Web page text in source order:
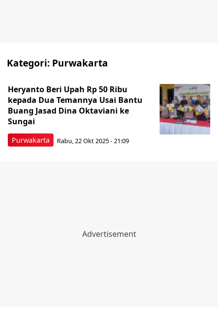
Kategori: Purwakarta
Purwakarta
Heryanto Beri Upah Rp 50 Ribu
kepada Dua Temannya Usai Bantu
Buang Jasad Dina Oktaviani ke
Sungai
Rabu, 22 Okt 2025 - 21:09